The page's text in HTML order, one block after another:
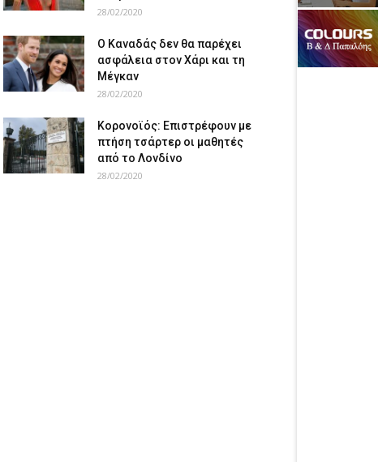
28/02/2020
Ο Καναδάς δεν θα παρέχει
ασφάλεια στον Χάρι και τη
Μέγκαν
28/02/2020
Κορονοϊός: Επιστρέφουν με
πτήση τσάρτερ οι μαθητές
από το Λονδίνο
28/02/2020